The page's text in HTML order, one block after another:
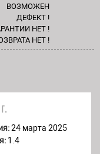
ВОЗМОЖЕН
ДЕФЕКТ !
НЕТ !
НЕТ !
24 марта 2025
1.4